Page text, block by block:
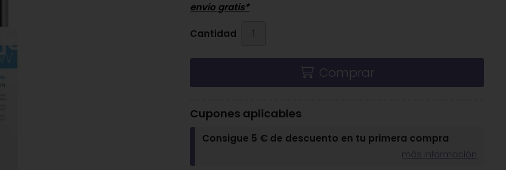
envío gratis*
Cantidad
Comprar
Cupones aplicables
Consigue 5 € de descuento en tu primera compra
más información